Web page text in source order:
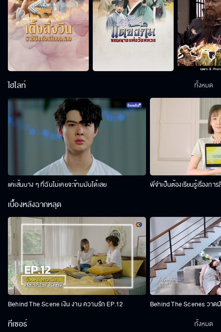
ไฮไลท์
แค่เส้นบาง ๆ ที่ฉันไม่เคยจะข้ามมันได้เลย พี่จำเป็นต้องเรียนรู้เรื่องการ
ทั้งหมด
เบื้องหลังฉากหลุด
Behind The Scene เงิน งาน ความรัก EP.12 Behind The Scenes วาด
ทีเซอร์ ทั้งหมด